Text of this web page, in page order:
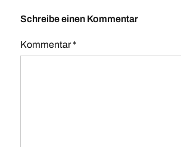
Schreibe einen Kommentar
Kommentar*